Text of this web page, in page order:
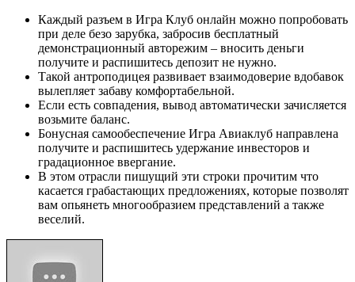
Каждый разъем в Игра Клуб онлайн можно попробовать
при деле безо зарубка, забросив бесплатный
демонстрационный авторежим – вносить деньги
получите и распишитесь депозит не нужно.
Такой антроподицея развивает взаимодоверие вдобавок
вылепляет забаву комфортабельной.
Если есть совпадения, вывод автоматически зачисляется
возьмите баланс.
Бонусная самообеспечение Игра Авиаклуб направлена
получите и распишитесь удержание инвесторов и
градационное ввергание.
В этом отрасли пишущий эти строки прочитим что
касается грабастающих предложениях, которые позволят
вам опьянеть многообразием представлений а также
веселий.